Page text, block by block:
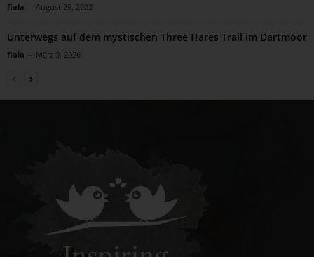
fiala - August 29, 2023
Unterwegs auf dem mystischen Three Hares Trail im Dartmoor
fiala - März 9, 2026